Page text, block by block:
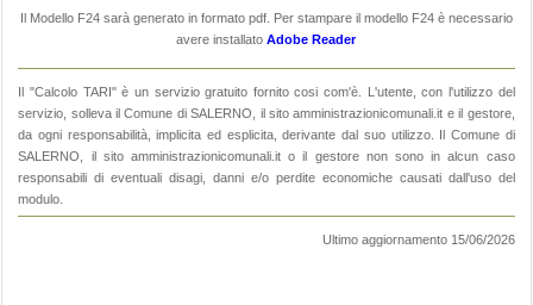
Il Modello F24 sarà generato in formato pdf. Per stampare il modello F24 è necessario
avere installatoAdobe Reader
Il "Calcolo TARI" è un servizio gratuito fornito cosi com'è. L'utente, con l'utilizzo del
servizio, solleva il Comune di SALERNO, il sito amministrazionicomunali.it e il gestore,
da ogni responsabilità, implicita ed esplicita, derivante dal suo utilizzo. Il Comune di
SALERNO, il sito amministrazionicomunali.it o il gestore non sono in alcun caso
responsabili di eventuali disagi, danni e/o perdite economiche causati dall'uso del
modulo.
Ultimo aggiornamento 15/06/2026